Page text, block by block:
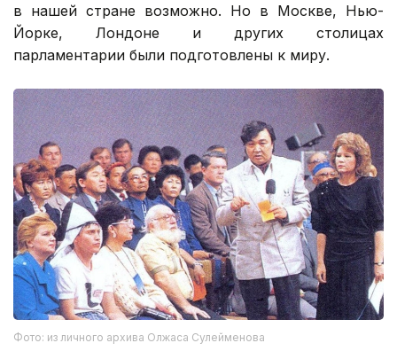
в нашей стране возможно. Но в Москве, Нью-
Йорке, Лондоне и других столицах
парламентарии были подготовлены к миру.
Фото: из личного архива Олжаса Сулейменова